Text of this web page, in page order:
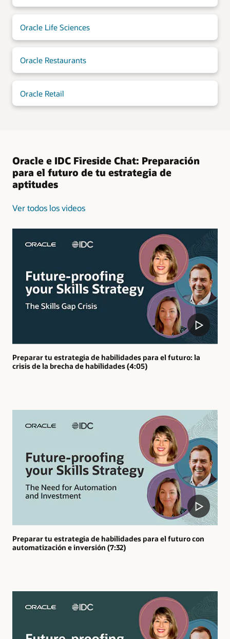
Oracle Life Sciences
Oracle Restaurants
Oracle Retail
Oracle e IDC Fireside Chat: Preparación
para el futuro de tu estrategia de
aptitudes
Ver todos los videos
Preparar tu estrategia de habilidades para el futuro: la
crisis de la brecha de habilidades (4:05)
Preparar tu estrategia de habilidades para el futuro con
automatización e inversión (7:32)